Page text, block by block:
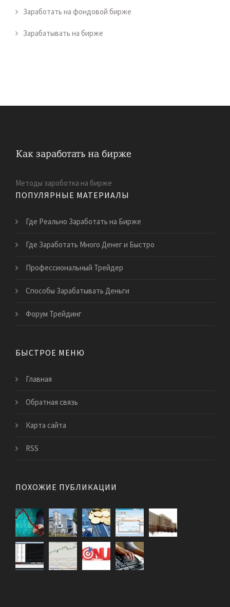
Заработать на фондовой бирже
Зарабатывать на бирже
Методы зароботка на бирже
ПОПУЛЯРНЫЕ МАТЕРИАЛЫ
Где Реально Заработать на Бирже
Где Заработать Много Денег и Быстро
Профессиональный Трейдер
Способы Зарабатывать Деньги
Форум Трейдинг
БЫСТРОЕ МЕНЮ
Главная
Обратная связь
Карта сайта
RSS
ПОХОЖИЕ ПУБЛИКАЦИИ